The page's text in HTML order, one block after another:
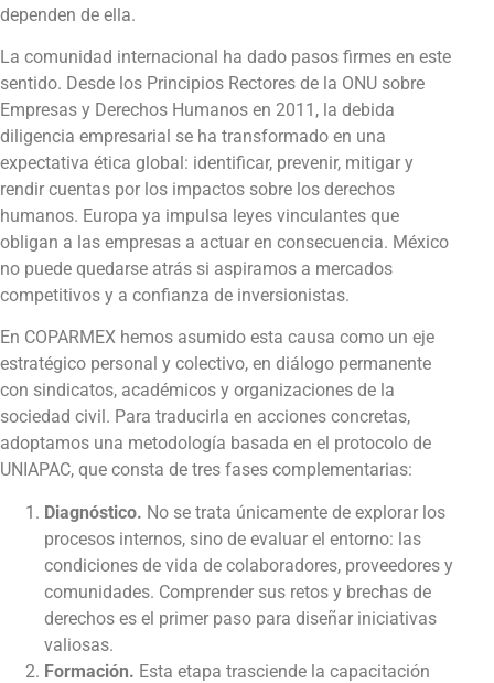
dependen de ella.
La comunidad internacional ha dado pasos firmes en este
sentido. Desde los Principios Rectores de la ONU sobre
Empresas y Derechos Humanos en 2011, la debida
diligencia empresarial se ha transformado en una
expectativa ética global: identificar, prevenir, mitigar y
rendir cuentas por los impactos sobre los derechos
humanos. Europa ya impulsa leyes vinculantes que
obligan a las empresas a actuar en consecuencia. México
no puede quedarse atrás si aspiramos a mercados
competitivos y a confianza de inversionistas.
En COPARMEX hemos asumido esta causa como un eje
estratégico personal y colectivo, en diálogo permanente
con sindicatos, académicos y organizaciones de la
sociedad civil. Para traducirla en acciones concretas,
adoptamos una metodología basada en el protocolo de
UNIAPAC, que consta de tres fases complementarias:
Diagnóstico. No se trata únicamente de explorar los
procesos internos, sino de evaluar el entorno: las
condiciones de vida de colaboradores, proveedores y
comunidades. Comprender sus retos y brechas de
derechos es el primer paso para diseñar iniciativas
valiosas.
Formación. Esta etapa trasciende la capacitación